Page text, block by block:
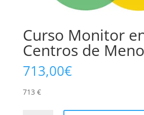
Curso Monitor
Centros de
713,00€
713 €